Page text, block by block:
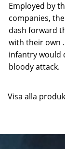
Employed by
companies,
dash forward
with their own
infantry would
bloody attack.
Visa alla